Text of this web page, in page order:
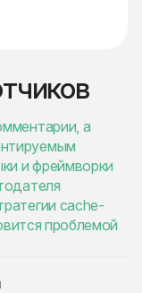
а
и фреймворки
cache-
проблемой